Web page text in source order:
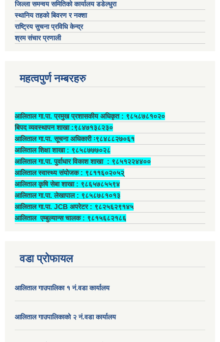
जिल्ला समन्वय समितिको कार्यालय डडेल्धुरा
स्थानिय तहको बिवरण र नक्शा
राष्ट्रिय सुचना प्रविधि केन्द्र
श्रम संचार प्रणाली
महत्वपुर्ण नम्बरहरु
आलिताल गा.पा. प्रमुख प्रशासकीय अधिकृत ‍: ९८५८७८१०२०
बिपद व्यवस्थापन शाखा :९८४७१३८२३०
आलिताल गा.पा. सूचना अधिकारी ः९८४८८२७०६१
आलिताल शिक्षा शाखा : ९८५८७७७०२८
आलिताल गा.पा. पुर्वाधार विकाश शाखा ‍: ९८५१२२४४००
आलिताल स्वास्थ्य संयोजक ‍: ९८११६०२०५२्
आलिताल कृषि सेबा शाखा : ९८६५७८५५९४
आलिताल गा.पा. लेखापाल ‍: ९८५८७८१०१३
आलिताल गा.पा. JCB अपरेटर ‍: ९८२५६२९१४५
आलिताल एम्बुल्यान्स चालक ‍: ९८१५६८२१८६
वडा प्रोफायल
आलिताल गाउपालिका १ नं.वडा कार्यालय
आलिताल गाउपालिकाको २ नं.वडा कार्यालय